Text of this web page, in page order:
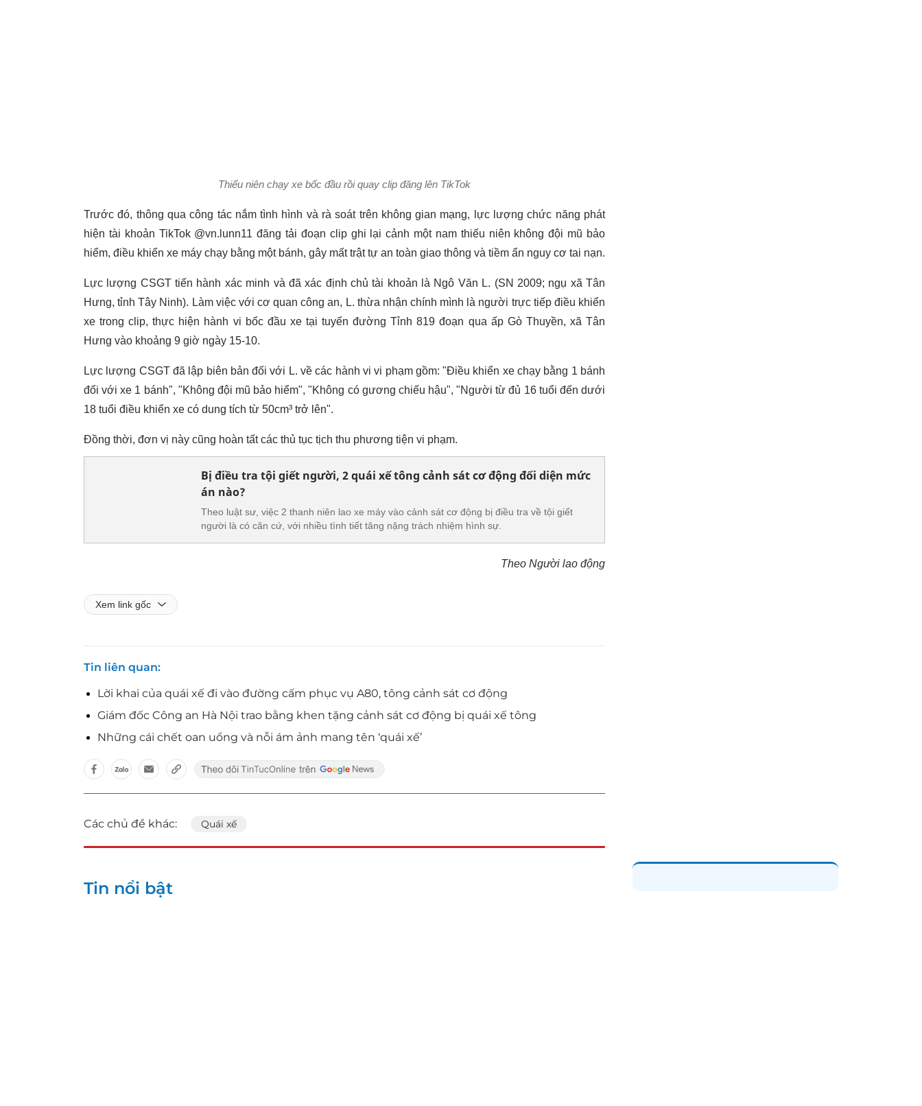
Thiếu niên chạy xe bốc đầu rồi quay clip đăng lên TikTok
Trước đó, thông qua công tác nắm tình hình và rà soát trên không gian mạng, lực lượng chức năng phát
hiện tài khoản TikTok @vn.lunn11 đăng tải đoạn clip ghi lại cảnh một nam thiếu niên không đội mũ bảo
hiểm, điều khiển xe máy chạy bằng một bánh, gây mất trật tự an toàn giao thông và tiềm ẩn nguy cơ tai nạn.
Lực lượng CSGT tiến hành xác minh và đã xác định chủ tài khoản là Ngô Văn L. (SN 2009; ngụ xã Tân
Hưng, tỉnh Tây Ninh). Làm việc với cơ quan công an, L. thừa nhận chính mình là người trực tiếp điều khiển
xe trong clip, thực hiện hành vi bốc đầu xe tại tuyến đường Tỉnh 819 đoạn qua ấp Gò Thuyền, xã Tân
Hưng vào khoảng 9 giờ ngày 15-10.
Lực lượng CSGT đã lập biên bản đối với L. về các hành vi vi phạm gồm: "Điều khiển xe chạy bằng 1 bánh
đối với xe 1 bánh", "Không đội mũ bảo hiểm", "Không có gương chiếu hậu", "Người từ đủ 16 tuổi đến dưới
18 tuổi điều khiển xe có dung tích từ 50cm³ trở lên".
Đồng thời, đơn vị này cũng hoàn tất các thủ tục tịch thu phương tiện vi phạm.
Bị điều tra tội giết người, 2 quái xế tông cảnh sát cơ động đối diện mức
án nào?
Theo luật sư, việc 2 thanh niên lao xe máy vào cảnh sát cơ động bị điều tra về tội giết
người là có căn cứ, với nhiều tình tiết tăng nặng trách nhiệm hình sự.
Theo Người lao động
Xem link gốc
Tin liên quan
Lời khai của quái xế đi vào đường cấm phục vụ A80, tông cảnh sát cơ động
Giám đốc Công an Hà Nội trao bằng khen tặng cảnh sát cơ động bị quái xế tông
Những cái chết oan uổng và nỗi ám ảnh mang tên ‘quái xế’
Các chủ đề khác: Quái xế
Tin nổi bật